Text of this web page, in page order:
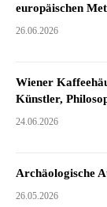
europäischen
26.06.2026
Wiener
Künstler,
24.06.2026
Archäologische
26.05.2026